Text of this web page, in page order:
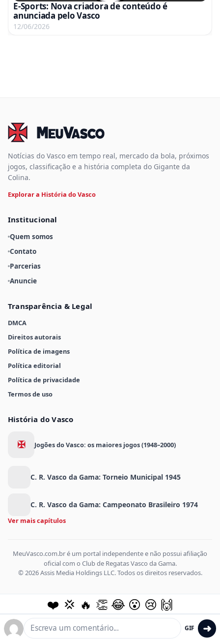
E-Sports: Nova criadora de conteúdo é
anunciada pelo Vasco
12/06/2026
Notícias do Vasco em tempo real, mercado da bola, próximos
jogos, classificação e a história completa do Gigante da
Colina.
Explorar a História do Vasco
Institucional
Quem somos
Contato
Parcerias
Anuncie
Transparência & Legal
DMCA
Direitos autorais
Política de imagens
Política editorial
Política de privacidade
Termos de uso
História do Vasco
✠ Jogões do Vasco: os maiores jogos (1948–2000)
C. R. Vasco da Gama: Torneio Municipal 1945
C. R. Vasco da Gama: Campeonato Brasileiro 1974
Ver mais capítulos
MeuVasco.com.br é um portal independente e não possui afiliação
oficial com o Club de Regatas Vasco da Gama.
© 2026 Assis Media Holdings LLC. Todos os direitos reservados.
GIF ➜
❤️ 💢 🔥 👏 😂 😮 😢 🙌